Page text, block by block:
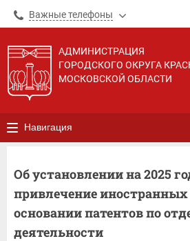
Важные телефоны
АДМИНИСТРАЦИЯ
ГОРОДСКОГО ОКРУГА
МОСКОВСКОЙ ОБЛАСТИ
Навигация
Об установлении на 2025
привлечение
основании патентов по
деятельности